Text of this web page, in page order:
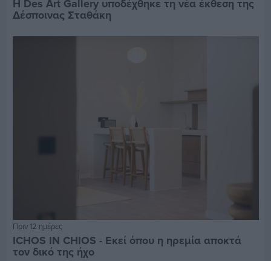
Η Des Art Gallery υποδέχθηκε τη νέα έκθεση της
Δέσποινας Σταθάκη
Πριν 12 ημέρες
ICHOS IN CHIOS - Εκεί όπου η ηρεμία αποκτά
τον δικό της ήχο